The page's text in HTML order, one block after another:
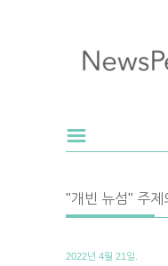
"개빈 뉴섬" 주제
2022년 4월 21일.